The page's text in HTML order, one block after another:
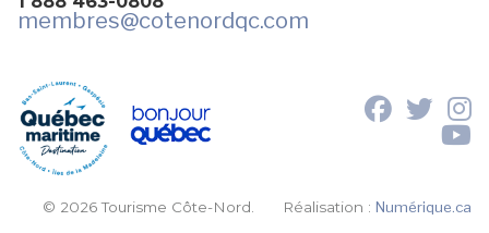
membres@cotenordqc.com
© 2026 Tourisme Côte-Nord. Réalisation :Numérique.ca